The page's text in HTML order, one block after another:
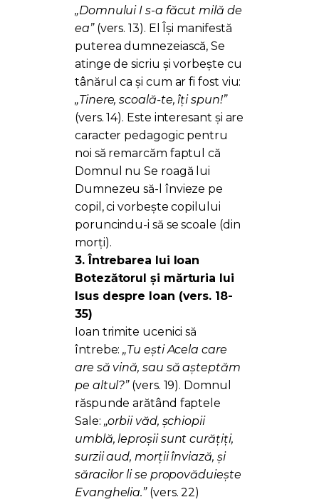
„Domnului I s-a făcut milă de
ea”(vers. 13). El Își manifestă
puterea dumnezeiască, Se
atinge de sicriu și vorbește cu
tânărul ca și cum ar fi fost viu:
„Tinere, scoală-te, îți spun!”
(vers. 14). Este interesant și are
caracter pedagogic pentru
noi să remarcăm faptul că
Domnul nu Se roagă lui
Dumnezeu să-l învieze pe
copil, ci vorbește copilului
poruncindu-i să se scoale (din
morți).
3. Întrebarea lui Ioan
Botezătorul și mărturia lui
Isus despre Ioan (vers. 18-
35)
Ioan trimite ucenici să
întrebe:„Tu ești Acela care
are să vină, sau să așteptăm
pe altul?”(vers. 19). Domnul
răspunde arătând faptele
Sale: „orbii văd, șchiopii
umblă, leproșii sunt curățiți,
surzii aud, morții înviază, și
săracilor li se propovăduiește
Evanghelia.”(vers. 22)